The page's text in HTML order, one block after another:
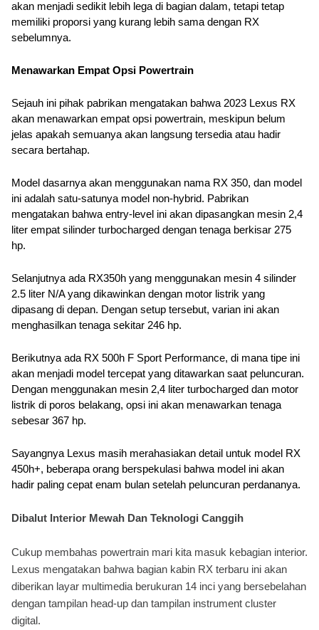
akan menjadi sedikit lebih lega di bagian dalam, tetapi tetap
memiliki proporsi yang kurang lebih sama dengan RX
sebelumnya.
Menawarkan Empat Opsi Powertrain
Sejauh ini pihak pabrikan mengatakan bahwa 2023 Lexus RX
akan menawarkan empat opsi powertrain, meskipun belum
jelas apakah semuanya akan langsung tersedia atau hadir
secara bertahap.
Model dasarnya akan menggunakan nama RX 350, dan model
ini adalah satu-satunya model non-hybrid. Pabrikan
mengatakan bahwa entry-level ini akan dipasangkan mesin 2,4
liter empat silinder turbocharged dengan tenaga berkisar 275
hp.
Selanjutnya ada RX350h yang menggunakan mesin 4 silinder
2.5 liter N/A yang dikawinkan dengan motor listrik yang
dipasang di depan. Dengan setup tersebut, varian ini akan
menghasilkan tenaga sekitar 246 hp.
Berikutnya ada RX 500h F Sport Performance, di mana tipe ini
akan menjadi model tercepat yang ditawarkan saat peluncuran.
Dengan menggunakan mesin 2,4 liter turbocharged dan motor
listrik di poros belakang, opsi ini akan menawarkan tenaga
sebesar 367 hp.
Sayangnya Lexus masih merahasiakan detail untuk model RX
450h+, beberapa orang berspekulasi bahwa model ini akan
hadir paling cepat enam bulan setelah peluncuran perdananya.
Dibalut Interior Mewah Dan Teknologi Canggih
Cukup membahas powertrain mari kita masuk kebagian interior.
Lexus mengatakan bahwa bagian kabin RX terbaru ini akan
diberikan layar multimedia berukuran 14 inci yang bersebelahan
dengan tampilan head-up dan tampilan instrument cluster
digital.